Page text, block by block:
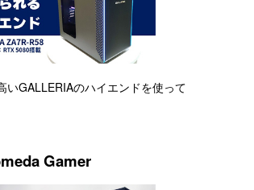
いGALLERIAのハイエンドを使って
Gamer